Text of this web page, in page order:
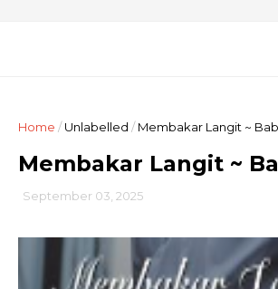
Home /Unlabelled / Membakar Langit ~
Membakar Langit ~
September 03, 2025